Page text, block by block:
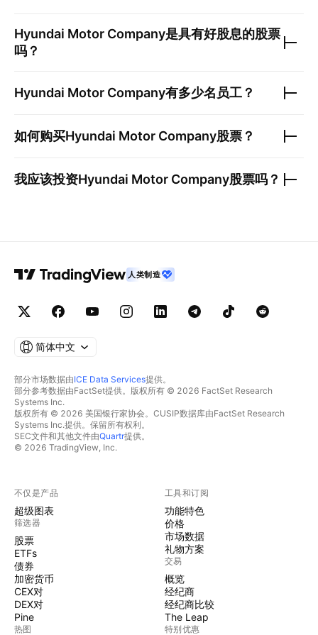
Hyundai Motor Company是具有好股息的股票
吗？
Hyundai Motor Company有多少名员工？
如何购买Hyundai Motor Company股票？
我应该投资Hyundai Motor Company股票吗？
人类制造
简体中文
部分市场数据由ICE Data Services提供。
部分参考数据由FactSet提供。版权所有 © 2026 FactSet Research
Systems Inc.
版权所有 © 2026 美国银行家协会。CUSIP数据库由FactSet Research
Systems Inc.提供。保留所有权利。
SEC文件和其他文件由Quartr提供。
© 2026 TradingView, Inc.
不仅是产品
超级图表
筛选器
股票
ETFs
债券
加密货币
CEX对
DEX对
Pine
热图
工具和订阅
功能特色
价格
市场数据
礼物方案
交易
概览
经纪商
经纪商比较
The Leap
特别优惠